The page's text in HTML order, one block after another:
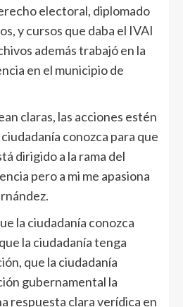
electoral, diplomado
y cursos que daba el IVAI
además trabajó en la
en el municipio de
claras, las acciones estén
ciudadanía conozca para que
dirigido a la rama del
pero a mi me apasiona
la ciudadanía conozca
la ciudadanía tenga
que la ciudadanía
gubernamental la
respuesta clara verídica en